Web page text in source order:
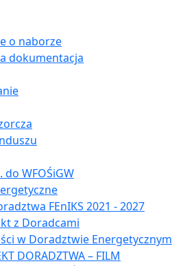
o naborze
dokumentacja
WFOŚiGW
FEnIKS 2021 - 2027
z Doradcami
w Doradztwie Energetycznym
DORADZTWA – FILM